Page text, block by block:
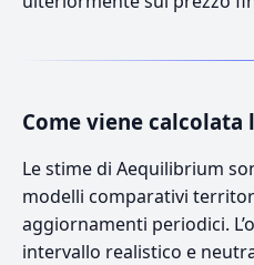
Come viene calcolata
Le stime di Aequilibrium
modelli comparativi
aggiornamenti periodici.
intervallo realistico e